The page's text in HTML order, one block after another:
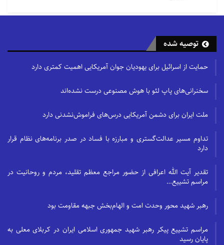
توصیه شده
حمایت از اسرائیل برای یهودیان جوان آمریکایی اهمیت کمتری دارد
سخنرانی‌های پاپ لئو با هوش مصنوعی درست نشده‌اند
ملت ایران برای دشمن آمریکایی درس‌های فراموش‌نشدنی دارد
تداوم مسیر عدالت‌گستری و مبارزه با فساد در صدر برنامه‌های نظام قرار
دارد
تقدیر آیت الله اعرافی از حضور مراجع معظم تقلید، مردم و روحانیت در
مراسم تشییع…
رهبر شهید محور وحدت امت و الهام‌بخش جبهه مقاومت بود
مراسم تشییع پیکر رهبر شهید جمهوری اسلامی ایران در کربلای معلی به
پایان رسید